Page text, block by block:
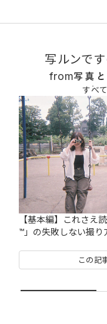
※コンビニでの発送は一部
※対象外フィルムの場合は
料はお客様負担となります。）
写ルンで
from
すべ
【基本編】これさえ
™」の失敗しない撮り
この記